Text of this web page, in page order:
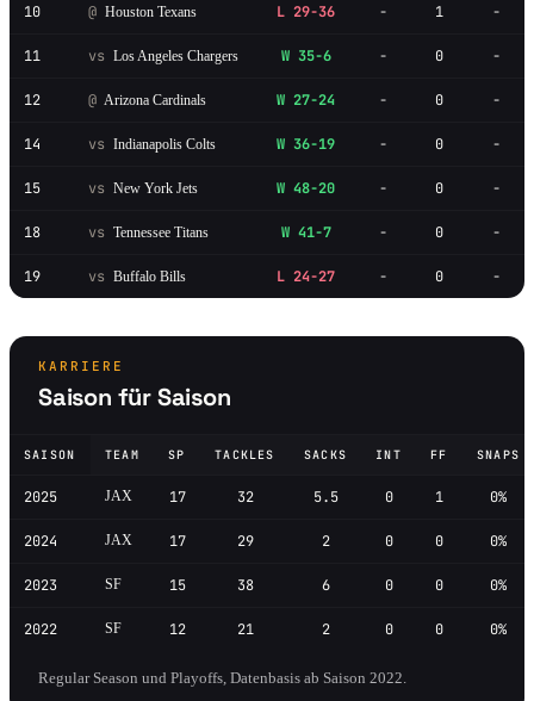
10 @ Houston Texans L 29-36 - 1 -
11 vs Los Angeles Chargers W 35-6 - 0 -
12 @ Arizona Cardinals W 27-24 - 0 -
14 vs Indianapolis Colts W 36-19 - 0 -
15 vs New York Jets W 48-20 - 0 -
18 vs Tennessee Titans W 41-7 - 0 -
19 vs Buffalo Bills L 24-27 - 0 -
KARRIERE
Saison für Saison
SAISON TEAM SP TACKLES SACKS INT FF SNAPS
2025 JAX 17 32 5.5 0 1 0%
2024 JAX 17 29 2 0 0 0%
2023 SF 15 38 6 0 0 0%
2022 SF 12 21 2 0 0 0%
Regular Season und Playoffs, Datenbasis ab Saison 2022.